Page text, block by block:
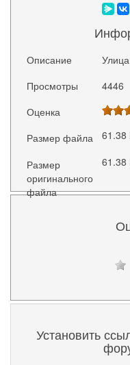
Описание
Просмотры
4446
Оценка
Размер файла
61.38
Размер
оригинального
файла
61.38
Установить